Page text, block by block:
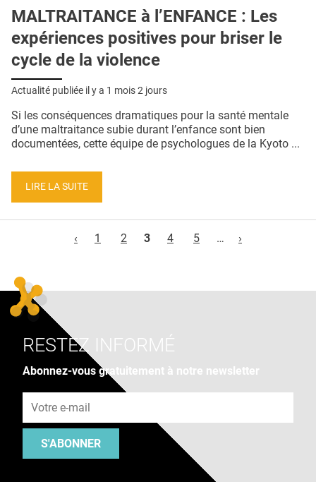
MALTRAITANCE à l’ENFANCE : Les
expériences positives pour briser le
cycle de la violence
Actualité publiée il y a 1 mois 2 jours
Si les conséquences dramatiques pour la santé mentale
d’une maltraitance subie durant l’enfance sont bien
documentées, cette équipe de psychologues de la Kyoto ...
LIRE LA SUITE
‹
1 2 3 4 5 … ›
RESTEZ INFORMÉ
Abonnez-vous gratuitement à notre newsletter
S'ABONNER